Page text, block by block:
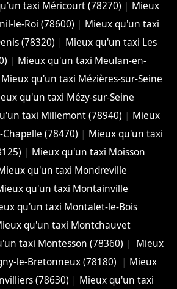
taxi Méricourt (78270) | Mieux
le-Roi (78600) | Mieux qu'un taxi
(78320) | Mieux qu'un taxi Les
| Mieux qu'un taxi Meulan-en-
Mieux qu'un taxi Mézières-sur-Seine
qu'un taxi Mézy-sur-Seine
taxi Millemont (78940) | Mieux
(78470) | Mieux qu'un taxi
| Mieux qu'un taxi Moisson
qu'un taxi Mondreville
qu'un taxi Montainville
qu'un taxi Montalet-le-Bois
qu'un taxi Montchauvet
taxi Montesson (78360) |
Mieux
le-Bretonneux (78180)
| Mieux
(78630) | Mieux qu'un taxi